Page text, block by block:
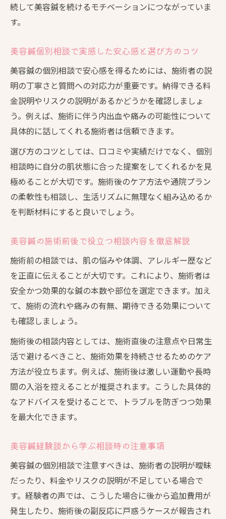
続して美容鍼を続けるモチベーションにつながっていま
す。
美容鍼個別相談で実感した安心感と選び方のコツ
美容鍼の個別相談で安心感を得るためには、施術者の説
明の丁寧さと質問への対応力が重要です。納得できる料
金説明やリスクの説明があるかどうかを確認しましょ
う。例えば、施術に伴う内出血や痛みの可能性について
具体的に話してくれる施術者は信頼できます。
選び方のコツとしては、口コミや実績だけでなく、個別
相談時に自分の肌状態に合った提案をしてくれるかを見
極めることが大切です。施術後のケア方法や通院プラン
の柔軟性も相談し、生活リズムに無理なく組み込めるか
を判断材料にすると良いでしょう。
美容鍼の施術前後で役立つ相談内容を徹底解説
施術前の相談では、肌の悩みや体調、アレルギー歴など
を正直に伝えることが大切です。これにより、施術者は
安全かつ効果的な鍼の本数や部位を選定できます。加え
て、施術の流れや痛みの有無、期待できる効果について
も確認しましょう。
施術後の相談内容としては、施術直後の注意点や日常生
活で避けるべきこと、施術効果を持続させるためのケア
方法が役立ちます。例えば、施術後は激しい運動や長時
間の入浴を控えることが推奨されます。こうした具体的
なアドバイスを受けることで、トラブルを防ぎつつ効果
を最大化できます。
美容鍼経験談から学ぶ相談時の注意事項
美容鍼の個別相談で注意すべきは、施術者の説明が曖昧
だったり、料金やリスクの説明が不足している場合で
す。経験者の声では、こうした場合に後から追加費用が
発生したり、施術後の副反応に戸惑うケースが報告され